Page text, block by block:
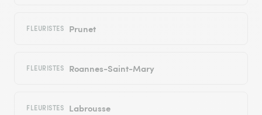
FLEURISTES Prunet
FLEURISTES Roannes-Saint-Mary
FLEURISTES Labrousse